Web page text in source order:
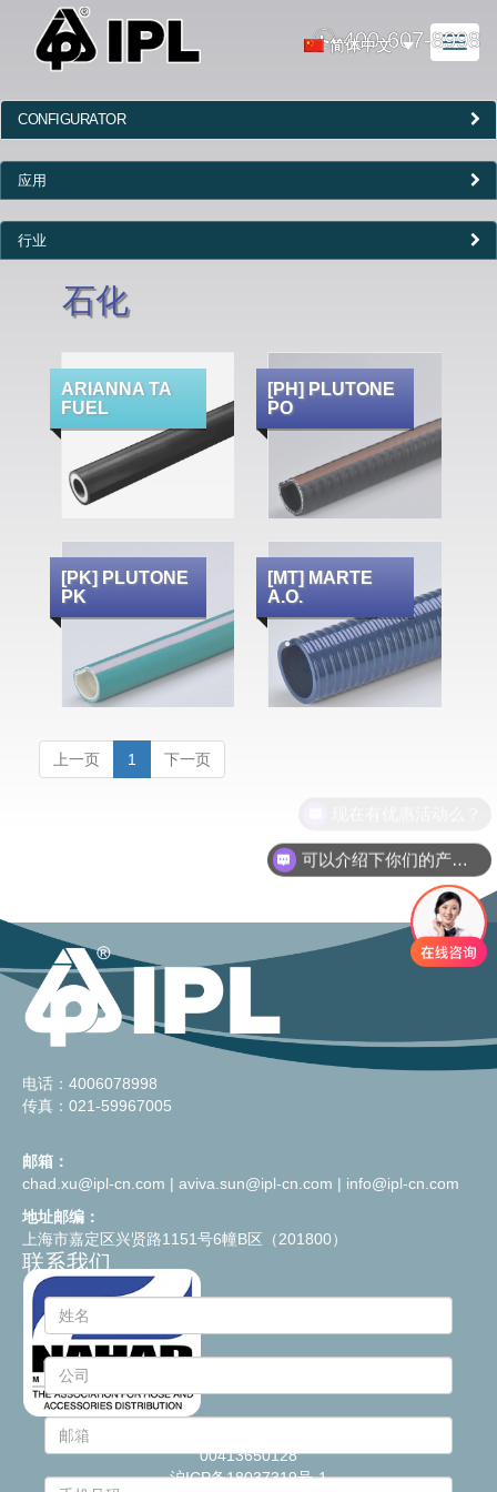
400-607-8998
简体中文
CONFIGURATOR
应用
行业
石化
ARIANNA TA
FUEL
[PH] PLUTONE
PO
[PK] PLUTONE
PK
[MT] MARTE
A.O.
上一页 1 下一页
电话：4006078998
传真：021-59967005
邮箱：
chad.xu@ipl-cn.com | aviva.sun@ipl-cn.com | info@ipl-cn.com
地址邮编：
上海市嘉定区兴贤路1151号6幢B区（201800）
联系我们
© 2021
00413650128
沪ICP备18037319号-1
可以介绍下你们的产品么？